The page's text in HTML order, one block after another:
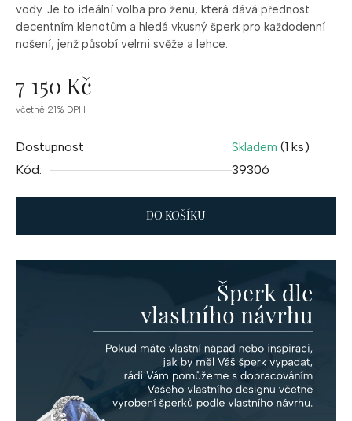
vody. Je to ideální volba pro ženu, která dává přednost
decentním klenotům a hledá vkusný šperk pro každodenní
nošení, jenž působí velmi svěže a lehce.
7 150 Kč
Měrná
včetně 21% DPH
Dostupnost Skladem (1 ks)
Kód:
39306
DO KOŠÍKU